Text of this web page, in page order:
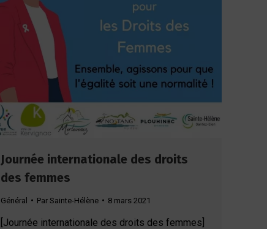
Journée internationale des droits
des femmes
Général Par Sainte-Hélène 8 mars 2021
[Journée internationale des droits des femmes]